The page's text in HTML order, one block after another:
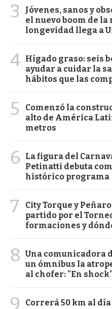
3
Jóvenes, sanos y
el nuevo boom de
longevidad llega a
4 Hígado graso: seis
ayudar a cuidar la
hábitos que las
5
Comenzó la
alto de América
metros
6
La figura del
Petinatti debuta
histórico programa
7
City Torque y
partido por el
formaciones y
8 Una comunicadora
un ómnibus la
al chofer: "En shock"
9
Correrá 50 km al